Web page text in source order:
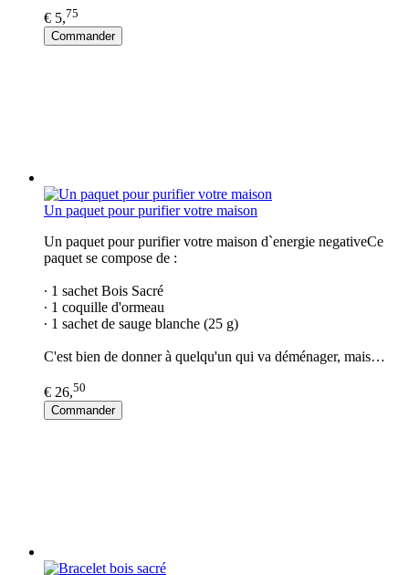
€ 5,75
Commander
Un paquet pour purifier votre maison
Un paquet pour purifier votre maison d`energie negativeCe
paquet se compose de :
∙ 1 sachet Bois Sacré
∙ 1 coquille d'ormeau
∙ 1 sachet de sauge blanche (25 g)
C'est bien de donner à quelqu'un qui va déménager, mais…
€ 26,50
Commander